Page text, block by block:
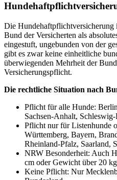
Die
Bund der Versicherten als
eingestuft, ungebunden von der
gibt es zwar keine einheitliche
überwiegenden Mehrheit der
Versicherungspflicht.
Die rechtliche Situation nach
Pflicht für alle Hunde:
Sachsen-Anhalt,
Pflicht nur für Listenhunde
Württemberg, Bayern,
Rheinland-Pfalz, Saarland,
NRW Besonderheit: Auch
cm oder Gewicht über 20
Keine Pflicht: Nur